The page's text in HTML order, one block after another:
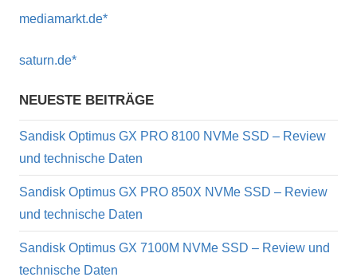
mediamarkt.de*
saturn.de*
NEUESTE BEITRÄGE
Sandisk Optimus GX PRO 8100 NVMe SSD – Review
und technische Daten
Sandisk Optimus GX PRO 850X NVMe SSD – Review
und technische Daten
Sandisk Optimus GX 7100M NVMe SSD – Review und
technische Daten